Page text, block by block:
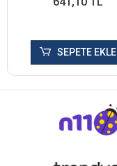
SEPETE EKLE